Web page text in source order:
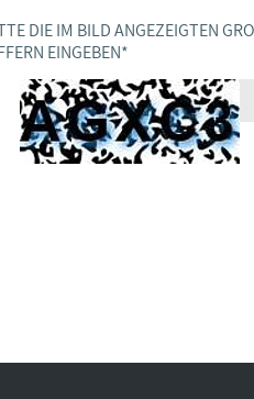
DIE IM BILD ANGEZEIGTEN
EINGEBEN *